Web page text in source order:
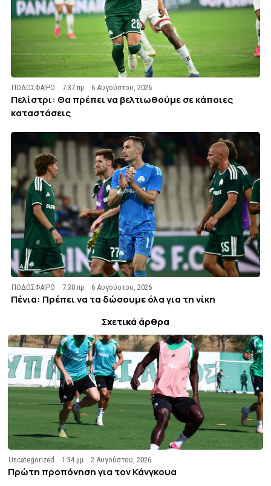
ΠΟΔΟΣΦΑΙΡΟ 7:37 πμ 6 Αυγούστου, 2026
Πελίστρι: Θα πρέπει να βελτιωθούμε σε κάποιες
καταστάσεις
ΠΟΔΟΣΦΑΙΡΟ 7:30 πμ 6 Αυγούστου, 2026
Πένια: Πρέπει να τα δώσουμε όλα για τη νίκη
Σχετικά άρθρα
Uncategorized 1:34 μμ 2 Αυγούστου, 2026
Πρώτη προπόνηση για τον Κάνγκουα